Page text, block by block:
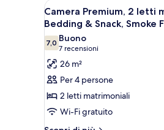
matrimoniali
(Smoke
Free)
Apri
tutte
le
foto
per
Camera
Premium,
2
letti
7
Camera Premium, 2 letti
Bedding & Snack, Smoke
7,07,0 su 10
Buono
7 recensioni
(7
recensioni)
26 m²
Per 4 persone
2 letti matrimoniali
Wi-Fi gratuito